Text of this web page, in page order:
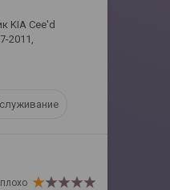
KIA Cee'd
2011,